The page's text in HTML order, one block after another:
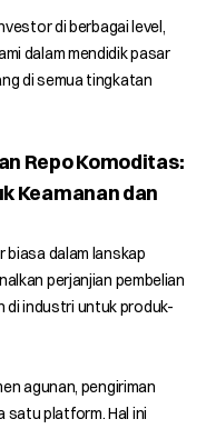
di berbagai level,
dalam mendidik pasar
di semua tingkatan
Repo Komoditas:
Keamanan dan
biasa dalam lanskap
perjanjian pembelian
di industri untuk produk-
agunan, pengiriman
satu platform. Hal ini